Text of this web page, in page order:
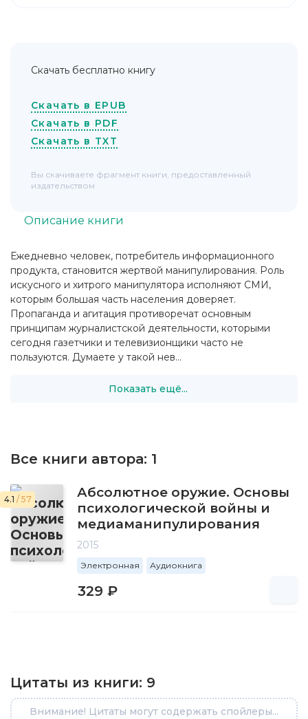
Ежедневно человек, потребитель информационного
продукта, становится жертвой манипулирования. Роль
искусного и хитрого манипулятора исполняют СМИ,
которым большая часть населения доверяет.
Пропаганда и агитация противоречат основным
принципам журналистской деятельности, которыми
сегодня газетчики и телевизионщики часто не
пользуются. Думаете у такой нев...
Показать ещё...
Описание книги
Все книги автора: 1
4.1 / 57
Абсолютное оружие. Основы
психологической войны и
медиаманипулирования
2015
Электронная Аудиокнига
329 ₽
Цитаты из книги: 9
Внимание! Цитаты могут содержать спойлеры...
Скачать бесплатно книгу
Скачать в EPUB
Скачать в PDF
Скачать в TXT
Вы скачиваете фрагмент книги, предоставленный
издательством